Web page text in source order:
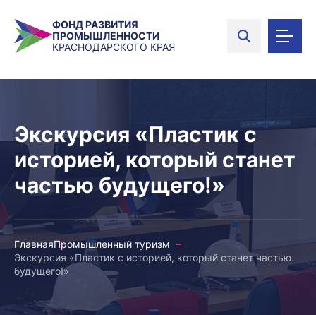
ФОНД РАЗВИТИЯ
ПРОМЫШЛЕННОСТИ
КРАСНОДАРСКОГО КРАЯ
Экскурсия «Пластик с
историей, который станет
частью будущего!»
ГлавнаяПромышленный туризм
Экскурсия «Пластик с историей, который станет частью
будущего!»